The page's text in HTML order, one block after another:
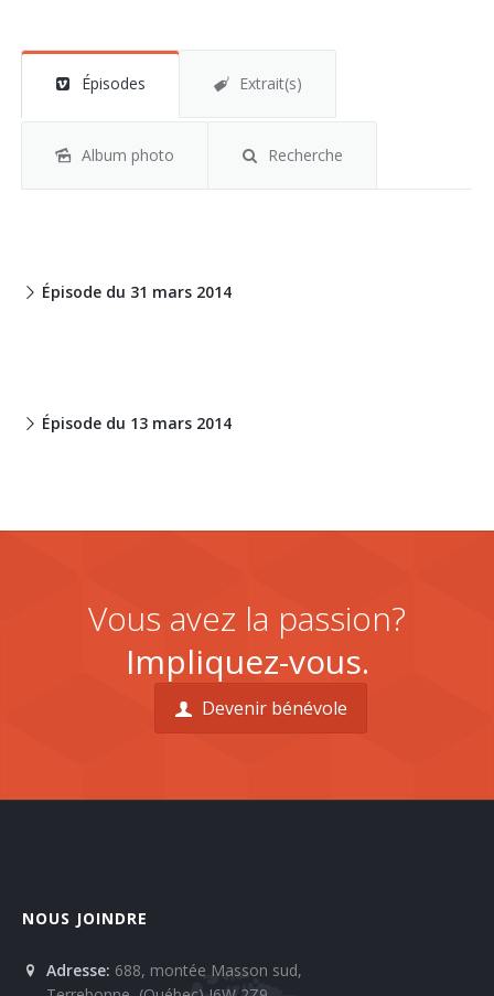
Épisodes Extrait(s)
Album photo Recherche
Épisode du 31 mars 2014
Épisode du 13 mars 2014
Vous avez la passion?
Impliquez-vous.
Devenir bénévole
NOUS JOINDRE
Adresse: 688, montée Masson sud,